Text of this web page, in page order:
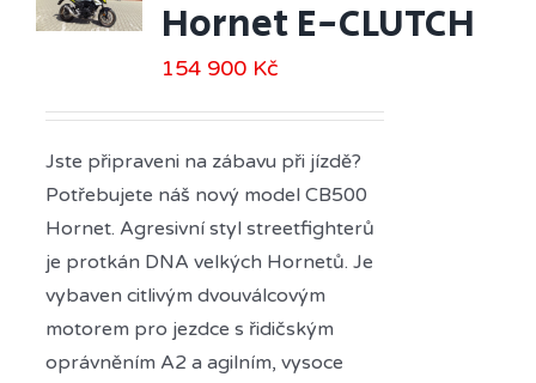
Hornet E-CLUTCH
154 900 Kč
Jste připraveni na zábavu při jízdě?
Potřebujete náš nový model CB500
Hornet. Agresivní styl streetfighterů
je protkán DNA velkých Hornetů. Je
vybaven citlivým dvouválcovým
motorem pro jezdce s řidičským
oprávněním A2 a agilním, vysoce